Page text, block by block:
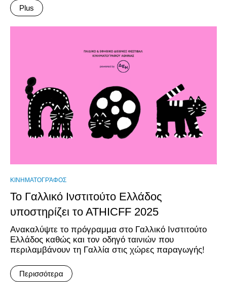
Plus
ΚΙΝΗΜΑΤΟΓΡΆΦΟΣ
Το Γαλλικό Ινστιτούτο Ελλάδος
υποστηρίζει το ΑΤΗΙCFF 2025
Ανακαλύψτε το πρόγραμμα στο Γαλλικό Ινστιτούτο
Ελλάδος καθώς και τον οδηγό ταινιών που
περιλαμβάνουν τη Γαλλία στις χώρες παραγωγής!
Περισσότερα